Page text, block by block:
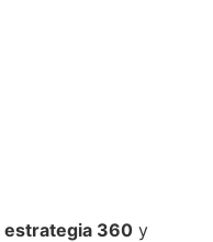
estrategia 360 y